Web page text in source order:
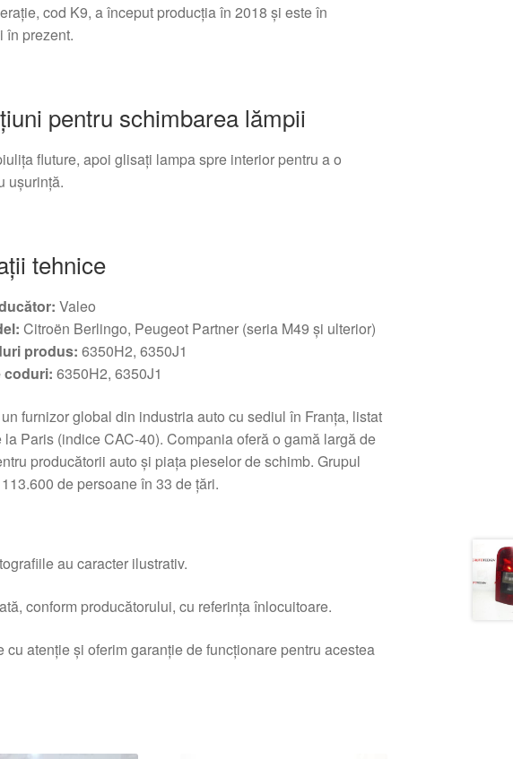
cod K9, a început producția în 2018 și este în
în prezent.
pentru schimbarea lămpii
fluture, apoi glisați lampa spre interior pentru a o
ușurință.
tehnice
Valeo
Citroën Berlingo, Peugeot Partner (seria M49 și ulterior)
produs: 6350H2, 6350J1
coduri: 6350H2, 6350J1
furnizor global din industria auto cu sediul în Franța, listat
la Paris (indice CAC-40). Compania oferă o gamă largă de
producătorii auto și piața pieselor de schimb. Grupul
de persoane în 33 de țări.
au caracter ilustrativ.
conform producătorului, cu referința înlocuitoare.
atenție și oferim garanție de funcționare pentru acestea